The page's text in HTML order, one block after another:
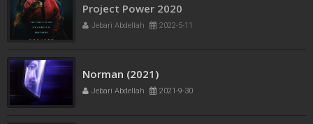
Project Power 2020
Jebari Abdellah 2022-5-11
Norman (2021)
Jebari Abdellah 2021-9-30